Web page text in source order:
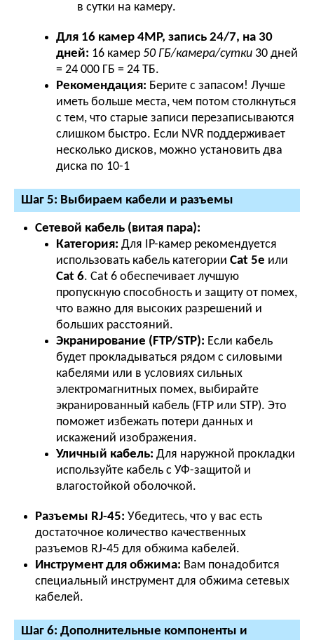
в сутки на камеру.
Для 16 камер 4MP, запись 24/7, на 30
дней: 16 камер 50 ГБ/камера/сутки 30 дней
= 24 000 ГБ = 24 ТБ.
Рекомендация: Берите с запасом! Лучше
иметь больше места, чем потом столкнуться
с тем, что старые записи перезаписываются
слишком быстро. Если NVR поддерживает
несколько дисков, можно установить два
диска по 10-1
Шаг 5: Выбираем кабели и разъемы
Сетевой кабель (витая пара):
Категория: Для IP-камер рекомендуется
использовать кабель категории Cat 5e или
Cat 6. Cat 6 обеспечивает лучшую
пропускную способность и защиту от помех,
что важно для высоких разрешений и
больших расстояний.
Экранирование (FTP/STP): Если кабель
будет прокладываться рядом с силовыми
кабелями или в условиях сильных
электромагнитных помех, выбирайте
экранированный кабель (FTP или STP). Это
поможет избежать потери данных и
искажений изображения.
Уличный кабель: Для наружной прокладки
используйте кабель с УФ-защитой и
влагостойкой оболочкой.
Разъемы RJ-45: Убедитесь, что у вас есть
достаточное количество качественных
разъемов RJ-45 для обжима кабелей.
Инструмент для обжима: Вам понадобится
специальный инструмент для обжима сетевых
кабелей.
Шаг 6: Дополнительные компоненты и